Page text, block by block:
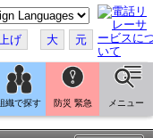
げ 大 元
織で探す 防災 緊急 メニュー